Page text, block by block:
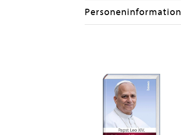
Personeninformation